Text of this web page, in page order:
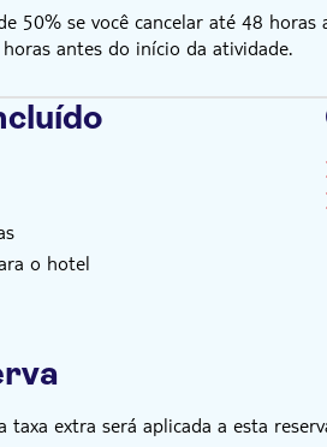
50% se você cancelar até 48
antes do início da atividade.
o hotel
taxa extra será aplicada a esta